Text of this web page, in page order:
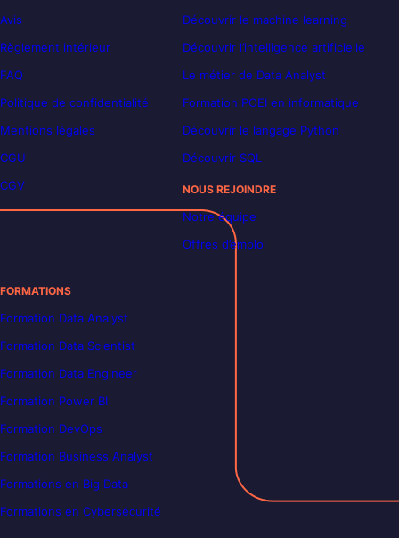
Avis
Règlement intérieur
FAQ
Politique de confidentialité
Mentions légales
CGU
CGV
Découvrir le machine learning
Découvrir l’intelligence artificielle
Le métier de Data Analyst
Formation POEI en informatique
Découvrir le langage Python
Découvrir SQL
NOUS REJOINDRE
Notre équipe
Offres d’emploi
FORMATIONS
Formation Data Analyst
Formation Data Scientist
Formation Data Engineer
Formation Power BI
Formation DevOps
Formation Business Analyst
Formations en Big Data
Formations en Cybersécurité